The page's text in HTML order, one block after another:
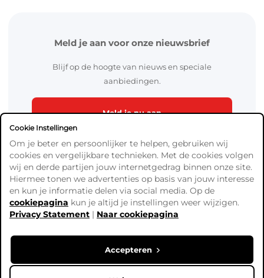
Meld je aan voor onze nieuwsbrief
Blijf op de hoogte van nieuws en speciale
aanbiedingen.
Meld je nu aan
Algemene Voorwaarden
Verzend- en betaalinformatie
Copyright © Ready4Bingo. Alle prijzen zijn exclusief BTW,
Cookie Instellingen
Om je beter en persoonlijker te helpen, gebruiken wij
cookies en vergelijkbare technieken. Met de cookies volgen
wij en derde partijen jouw internetgedrag binnen onze site.
Hiermee tonen we advertenties op basis van jouw interesse
en kun je informatie delen via social media. Op de
cookiepagina kun je altijd je instellingen weer wijzigen.
Privacy Statement | Naar cookiepagina
Accepteren